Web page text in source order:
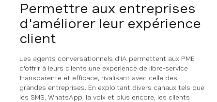
Permettre aux entreprises
d'améliorer leur expérience
client
Les agents conversationnels d'IA permettent aux PME
d'offrir à leurs clients une expérience de libre-service
transparente et efficace, rivalisant avec celle des
grandes entreprises. En exploitant divers canaux tels que
les SMS, WhatsApp, la voix et plus encore, les clients